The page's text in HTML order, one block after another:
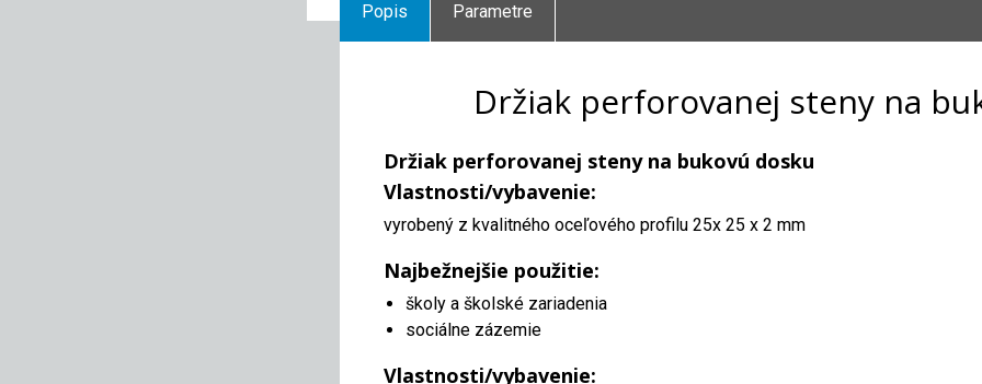
Popis Parametre
Držiak perforovanej steny na
Držiak perforovanej steny na bukovú dosku
Vlastnosti/vybavenie:
vyrobený z kvalitného oceľového profilu 25x 25 x 2 mm
Najbežnejšie použitie:
školy a školské zariadenia
sociálne zázemie
Vlastnosti/vybavenie: